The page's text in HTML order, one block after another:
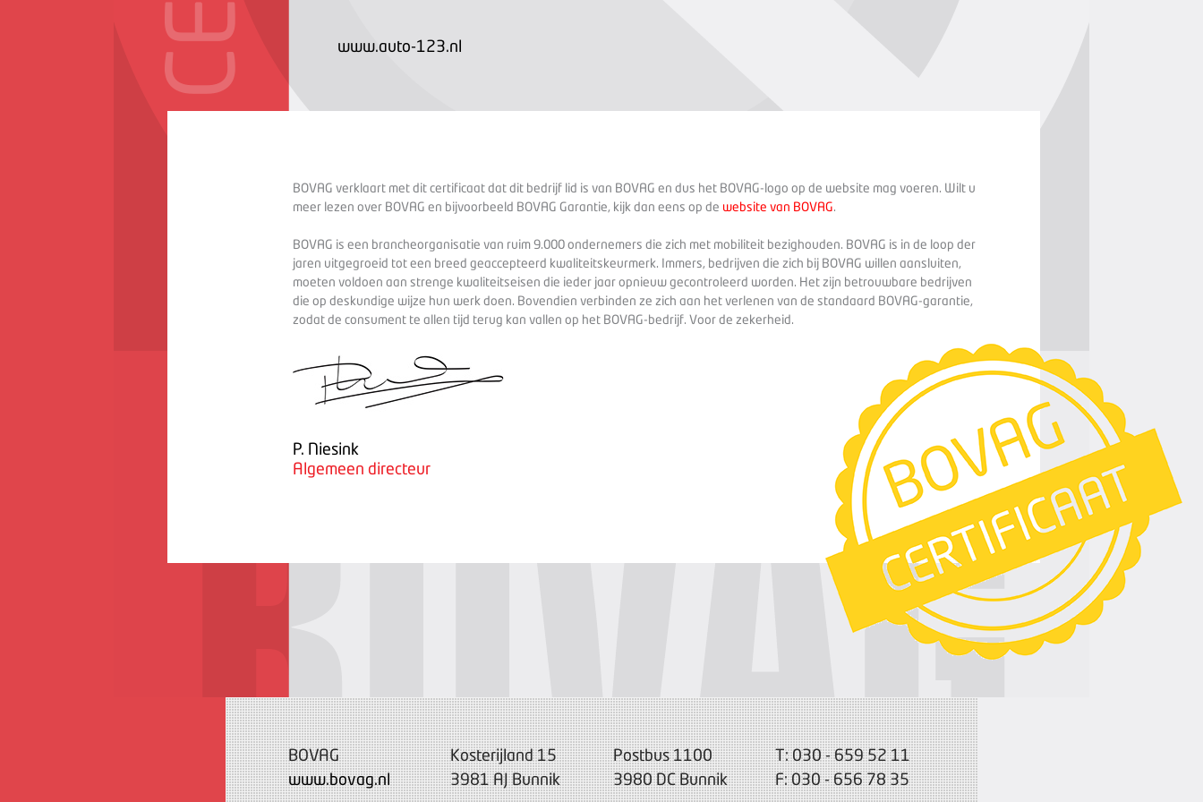
www.auto-123.nl
BOVAG verklaart met dit certificaat dat dit bedrijf lid is van BOVAG en dus het BOVAG-logo op de website mag voeren. Wilt u
meer lezen over BOVAG en bijvoorbeeld BOVAG Garantie, kijk dan eens op de website van BOVAG.
BOVAG is een brancheorganisatie van ruim 9.000 ondernemers die zich met mobiliteit bezighouden. BOVAG is in de loop der
jaren uitgegroeid tot een breed geaccepteerd kwaliteitskeurmerk. Immers, bedrijven die zich bij BOVAG willen aansluiten,
moeten voldoen aan strenge kwaliteitseisen die ieder jaar opnieuw gecontroleerd worden. Het zijn betrouwbare bedrijven
die op deskundige wijze hun werk doen. Bovendien verbinden ze zich aan het verlenen van de standaard BOVAG-garantie,
zodat de consument te allen tijd terug kan vallen op het BOVAG-bedrijf. Voor de zekerheid.
P. Niesink
Algemeen directeur
BOVAG
www.bovag.nl
Kosterijland 15
3981 AJ Bunnik
Postbus 1100
3980 DC Bunnik
T: 030 - 659 52 11
F: 030 - 656 78 35